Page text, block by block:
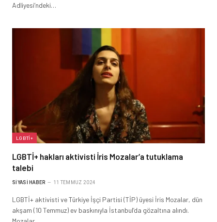
Adliyesi’ndeki…
LGBTİ+
LGBTİ+ hakları aktivisti İris Mozalar’a tutuklama
talebi
SIYASI HABER 11 TEMMUZ 2024
LGBTİ+ aktivisti ve Türkiye İşçi Partisi (TİP) üyesi İris Mozalar, dün
akşam (10 Temmuz) ev baskınıyla İstanbul’da gözaltına alındı.